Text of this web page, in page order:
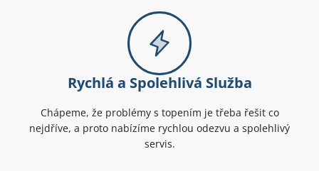
Rychlá a Spolehlivá Služba
Chápeme, že problémy s topením je třeba řešit co
nejdříve, a proto nabízíme rychlou odezvu a spolehlivý
servis.